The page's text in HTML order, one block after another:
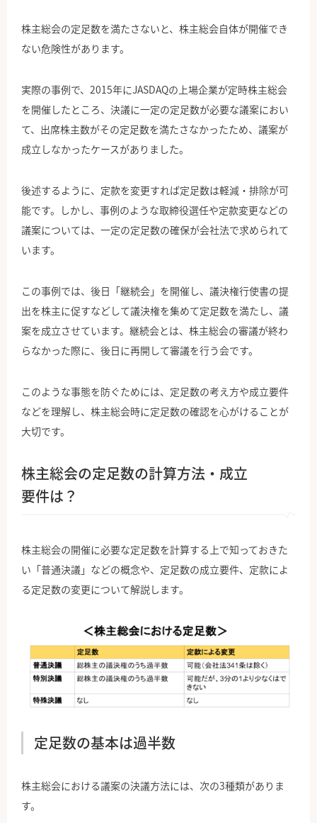
株主総会の定足数を満たさないと、株主総会自体が開催でき
ない危険性があります。
実際の事例で、2015年にJASDAQの上場企業が定時株主総会
を開催したところ、決議に一定の定足数が必要な議案におい
て、出席株主数がその定足数を満たさなかったため、議案が
成立しなかったケースがありました。
後述するように、定款を変更すれば定足数は軽減・排除が可
能です。しかし、事例のような取締役選任や定款変更などの
議案については、一定の定足数の確保が会社法で求められて
います。
この事例では、後日「継続会」を開催し、議決権行使書の提
出を株主に促すなどして議決権を集めて定足数を満たし、議
案を成立させています。継続会とは、株主総会の審議が終わ
らなかった際に、後日に再開して審議を行う会です。
このような事態を防ぐためには、定足数の考え方や成立要件
などを理解し、株主総会時に定足数の確認を心がけることが
大切です。
株主総会の定足数の計算方法・成立
要件は？
株主総会の開催に必要な定足数を計算する上で知っておきた
い「普通決議」などの概念や、定足数の成立要件、定款によ
る定足数の変更について解説します。
定足数の基本は過半数
株主総会における議案の決議方法には、次の3種類がありま
す。